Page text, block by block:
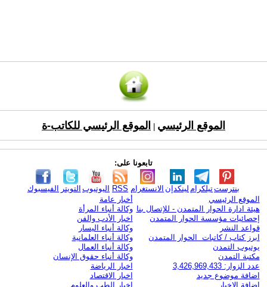
الموقع الرئيسي الموقع الرئيسي للكاتب-ة
تابعونا على:
الفيسبوك التويتر اليوتيوب RSS الانستغرام لينكدإن تيلكرامبنترست
الموقع الرئيسي
هيئة ادارة الحوار المتمدن - للإتصال بنا
إحصائيات مؤسسة الحوار المتمدن
قواعد النشر
ابرز كتاب / كاتبات الحوار المتمدن
يوتيوب التمدن
مكتبة التمدن
عدد الزوار: 3,426,969,433
اضافة موضوع جديد
اضافة الاخبار
أخبار عامة
وكالة أنباء المرأة
اخبار الأدب والفن
وكالة أنباء اليسار
وكالة أنباء العلمانية
وكالة أنباء العمال
وكالة أنباء حقوق الإنسان
اخبار الرياضة
اخبار الاقتصاد
اخبار الطب والعلوم